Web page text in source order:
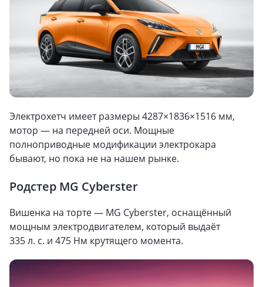
Электрохетч имеет размеры 4287×1836×1516 мм,
мотор — на передней оси. Мощные
полноприводные модификации электрокара
бывают, но пока не на нашем рынке.
Родстер MG Cyberster
Вишенка на торте — MG Cyberster, оснащённый
мощным электродвигателем, который выдаёт
335 л. с. и 475 Нм крутящего момента.